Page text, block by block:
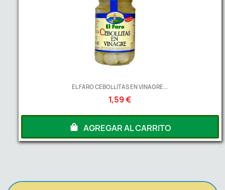
EL FARO CEBOLLITAS EN VINAGRE...
1,59 €
AGREGAR AL CARRITO